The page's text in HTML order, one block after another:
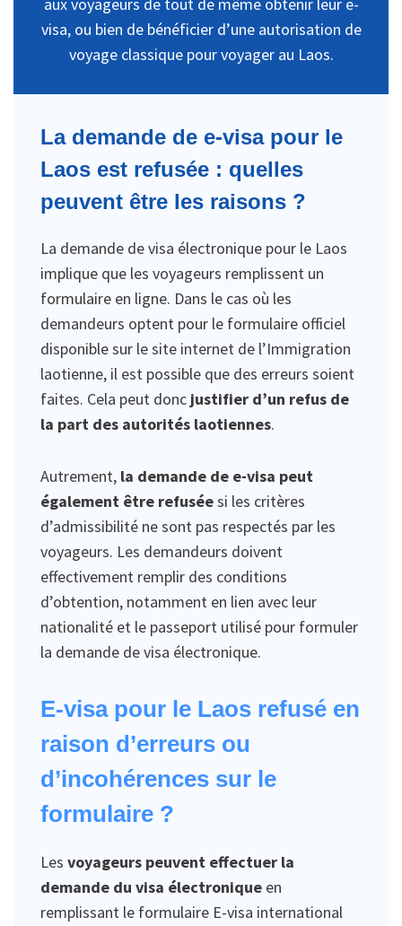
visa, ou bien de bénéficier d’une autorisation de
voyage classique pour voyager au Laos.
La demande de e-visa pour le
Laos est refusée : quelles
peuvent être les raisons ?
La demande de visa électronique pour le Laos
implique que les voyageurs remplissent un
formulaire en ligne. Dans le cas où les
demandeurs optent pour le formulaire officiel
disponible sur le site internet de l’Immigration
laotienne, il est possible que des erreurs soient
faites. Cela peut donc justifier d’un refus de
la part des autorités laotiennes.
Autrement, la demande de e-visa peut
également être refuséesi les critères
d’admissibilité ne sont pas respectés par les
voyageurs. Les demandeurs doivent
effectivement remplir des conditions
d’obtention, notamment en lien avec leur
nationalité et le passeport utilisé pour formuler
la demande de visa électronique.
E-visa pour le Laos refusé en
raison d’erreurs ou
d’incohérences sur le
formulaire ?
Les voyageurs peuvent effectuer la
demande du visa électronique en
remplissant le formulaire E-visa international